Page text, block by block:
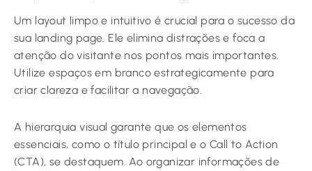
Um layout limpo e intuitivo é crucial para o sucesso da
sua landing page. Ele elimina distrações e foca a
atenção do visitante nos pontos mais importantes.
Utilize espaços em branco estrategicamente para
criar clareza e facilitar a navegação.
A hierarquia visual garante que os elementos
essenciais, como o título principal e o Call to Action
(CTA), se destaquem. Ao organizar informações de